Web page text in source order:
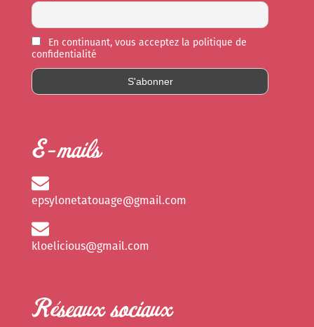
En continuant, vous acceptez la politique de
confidentialité
E-mails
epsylonetatouage@gmail.com
kloelicious@gmail.com
Réseaux sociaux